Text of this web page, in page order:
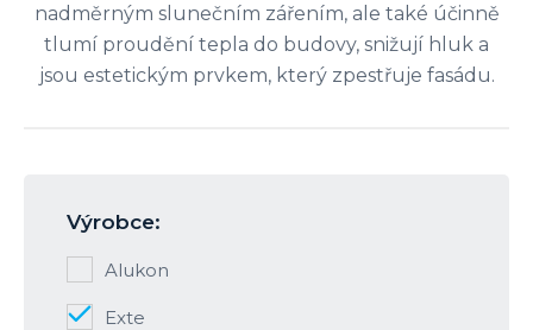
nadměrným slunečním zářením, ale také účinně
tlumí proudění tepla do budovy, snižují hluk a
jsou estetickým prvkem, který zpestřuje fasádu.
Výrobce:
Alukon
Exte